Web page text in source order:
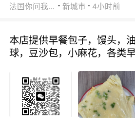
法国你问我答 新城市 4小时前
本店提供早餐包子，馒头，
球，豆沙包，小麻花，各类